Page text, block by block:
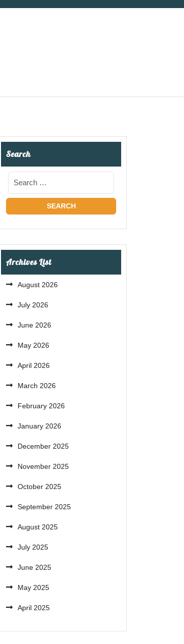
Search
Archives List
August 2026
July 2026
June 2026
May 2026
April 2026
March 2026
February 2026
January 2026
December 2025
November 2025
October 2025
September 2025
August 2025
July 2025
June 2025
May 2025
April 2025